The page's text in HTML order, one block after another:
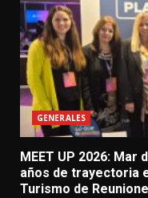
GENERALES
MEET UP 2026: Mar
años de trayectoria
Turismo de